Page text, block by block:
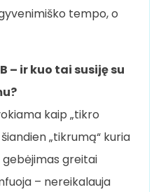
tempo, o
– ir kuo tai susiję su
kaip „tikro
„tikrumą“ kuria
greitai
– nereikalauja